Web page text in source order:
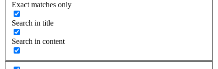
Exact matches only
Search in title
Search in content